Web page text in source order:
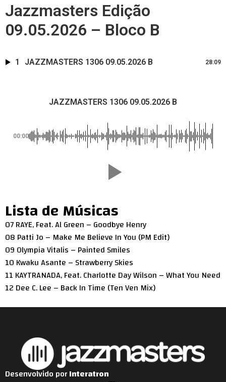
Jazzmasters Edição
09.05.2026 – Bloco B
1 JAZZMASTERS 1306 09.05.2026 B 28:09
JAZZMASTERS 1306 09.05.2026 B
00:00
Lista de Músicas
07 RAYE, Feat. Al Green – Goodbye Henry
08 Patti Jo – Make Me Believe In You (PM Edit)
09 Olympia Vitalis – Painted Smiles
10 Kwaku Asante – Strawberry Skies
11 KAYTRANADA, Feat. Charlotte Day Wilson – What You Need
12 Dee C. Lee – Back In Time (Ten Ven Mix)
Desenvolvido porInteratron